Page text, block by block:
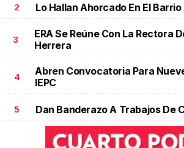
2 Lo Hallan Ahorcado En El Barrio
3
ERA Se Reúne Con La Rectora
Herrera
4
Abren Convocatoria Para
IEPC
5 Dan Banderazo A Trabajos De